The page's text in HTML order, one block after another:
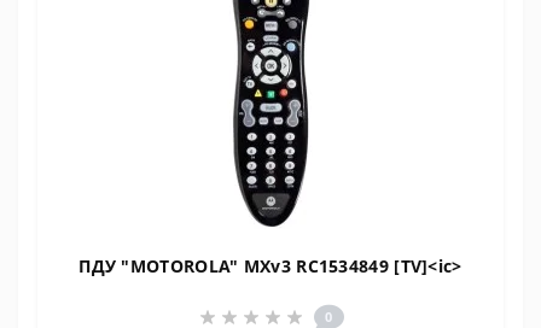
ПДУ "MOTOROLA" MXv3 RC1534849 [TV]<ic>
0